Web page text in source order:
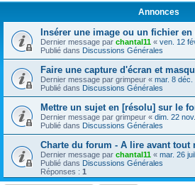
Annonces
Insérer une image ou un fichier
Dernier message par chantal11 « ven. 12
Publié dans Discussions Générales
Faire une capture d'écran et
Dernier message par grimpeur « mar. 8 déc.
Publié dans Discussions Générales
Mettre un sujet en [résolu] sur le
Dernier message par grimpeur « dim. 22
Publié dans Discussions Générales
Charte du forum - A lire avant tout
Dernier message par chantal11 « mar. 26
Publié dans Discussions Générales
Réponses : 1